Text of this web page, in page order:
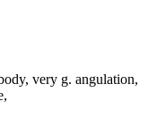
very g. angulation,